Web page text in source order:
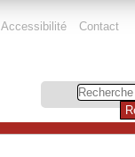
Accessibilité Contact
Chercher